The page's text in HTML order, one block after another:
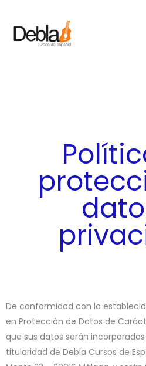
contenido
De conformidad con lo
en Protección de Datos de
que sus datos serán
titularidad de Debla Cursos de